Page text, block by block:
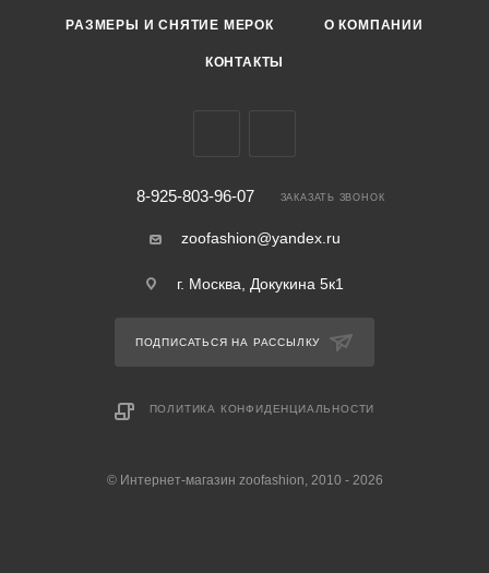
РАЗМЕРЫ И СНЯТИЕ МЕРОК О КОМПАНИИ
КОНТАКТЫ
8-925-803-96-07 ЗАКАЗАТЬ ЗВОНОК
zoofashion@yandex.ru
г. Москва, Докукина 5к1
ПОДПИСАТЬСЯ НА РАССЫЛКУ
ПОЛИТИКА КОНФИДЕНЦИАЛЬНОСТИ
© Интернет-магазин zoofashion, 2010 - 2026